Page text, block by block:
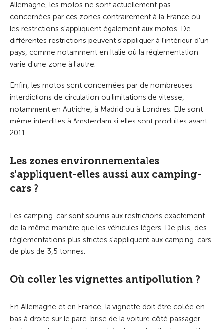
Allemagne, les motos ne sont actuellement pas
concernées par ces zones contrairement à la France où
les restrictions s'appliquent également aux motos. De
différentes restrictions peuvent s'appliquer à l'intérieur d'un
pays, comme notamment en Italie où la réglementation
varie d'une zone à l'autre.
Enfin, les motos sont concernées par de nombreuses
interdictions de circulation ou limitations de vitesse,
notamment en Autriche, à Madrid ou à Londres. Elle sont
même interdites à Amsterdam si elles sont produites avant
2011.
Les zones environnementales
s'appliquent-elles aussi aux camping-
cars ?
Les camping-car sont soumis aux restrictions exactement
de la même manière que les véhicules légers. De plus, des
réglementations plus strictes s'appliquent aux camping-cars
de plus de 3,5 tonnes.
Où coller les vignettes antipollution ?
En Allemagne et en France, la vignette doit être collée en
bas à droite sur le pare-brise de la voiture côté passager.